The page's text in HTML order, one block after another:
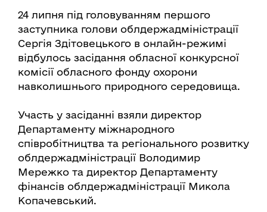
24 липня під головуванням першого
заступника голови облдержадміністрації
Сергія Здітовецького в онлайн-режимі
відбулось засідання обласної конкурсної
комісії обласного фонду охорони
навколишнього природного середовища.
Участь у засіданні взяли директор
Департаменту міжнародного
співробітництва та регіонального розвитку
облдержадміністрації Володимир
Мережко та директор Департаменту
фінансів облдержадміністрації Микола
Копачевський.